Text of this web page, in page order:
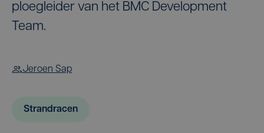
ploegleider van het BMC Development
Team.
Jeroen Sap
Strandracen